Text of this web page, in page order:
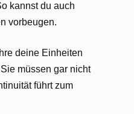
kannst du auch
vorbeugen.
deine Einheiten
müssen gar nicht
führt zum